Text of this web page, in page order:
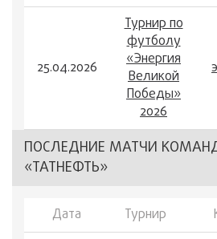
25.04.2026
Турнир по
футболу
«Энергия
Великой
Победы»
2026
ПОСЛЕДНИЕ МАТЧИ
«ТАТНЕФТЬ»
Дата Турнир